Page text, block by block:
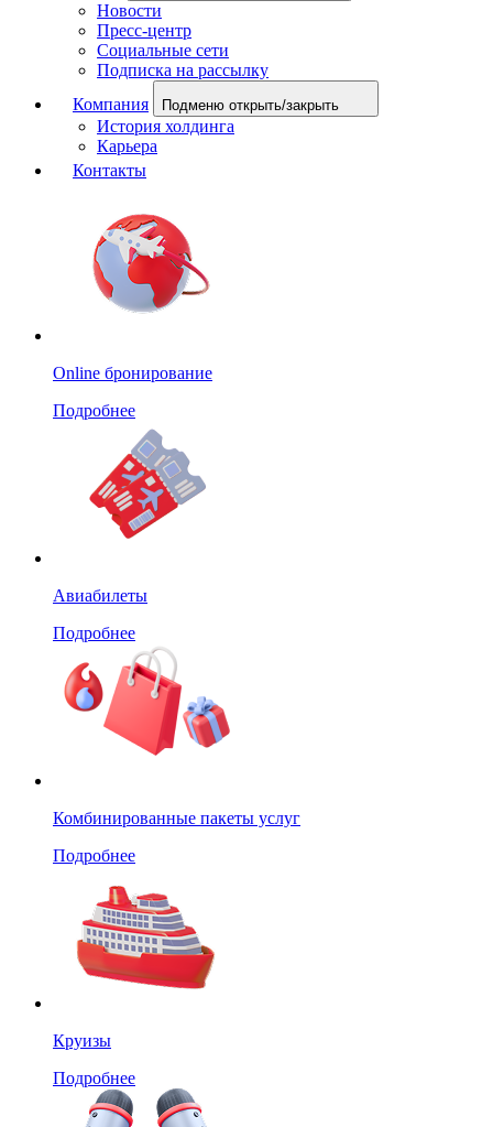
Новости
Пресс-центр
Социальные сети
Подписка на рассылку
Компания
Подменю открыть/закрыть
История холдинга
Карьера
Контакты
Online бронирование
Подробнее
Авиабилеты
Подробнее
Комбинированные пакеты услуг
Подробнее
Круизы
Подробнее